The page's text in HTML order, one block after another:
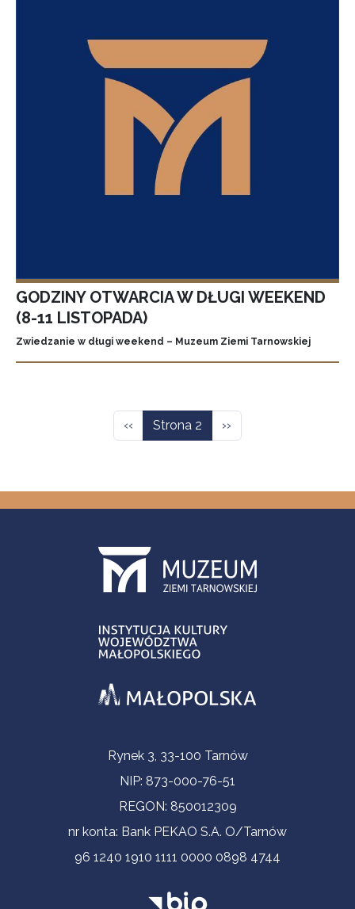
GODZINY OTWARCIA W DŁUGI WEEKEND
(8-11 LISTOPADA)
Zwiedzanie w długi weekend – Muzeum Ziemi Tarnowskiej
Poprzednia strona
‹‹ Strona 2 Następna strona
››
Informacje kontaktoweRynek 3, 33-100 Tarnów
NIP: 873-000-76-51
REGON: 850012309
nr konta: Bank PEKAO S.A. O/Tarnów
96 1240 1910 1111 0000 0898 4744